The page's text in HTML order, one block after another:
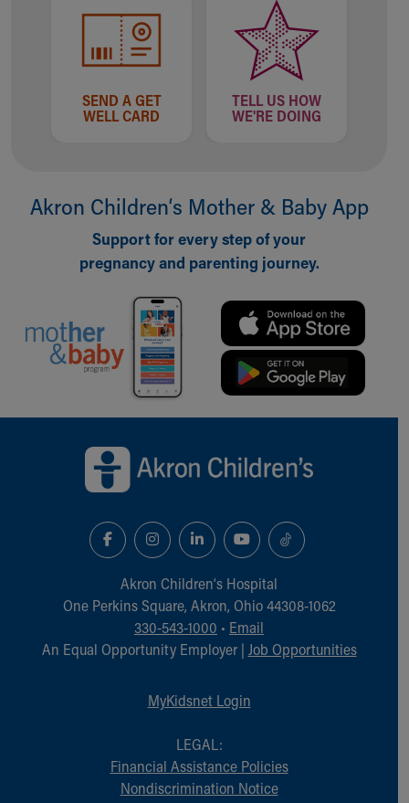
Rest Accommodations
Health Info
Health Information
Family Library
Educational Resources
Injury Prevention
Medical Records
Symptom Checker
Skip to main content
SEND A GET
WELL CARD
TELL US HOW
WE'RE DOING
Akron Children‘s Mother & Baby App
Support for every step of your
pregnancy and parenting journey.
Akron Children‘s Hospital
One Perkins Square, Akron, Ohio 44308-1062
330-543-1000 • Email
An Equal Opportunity Employer | Job Opportunities
MyKidsnet Login
LEGAL:
Financial Assistance Policies
Nondiscrimination Notice